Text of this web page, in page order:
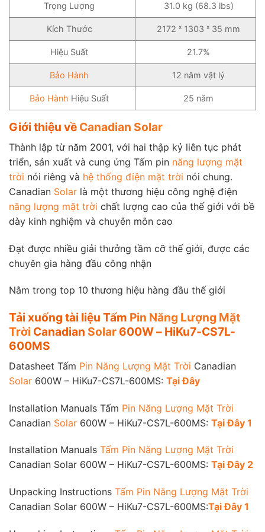
Trọng Lượng 31.0 kg (68.3 lbs)
Kích Thước 2172 ˣ 1303 ˣ 35 mm
Hiệu Suất 21.7%
Bảo Hành 12 năm vật lý
Bảo Hành Hiệu Suất 25 năm
Giới thiệu về Canadian Solar
Thành lập từ năm 2001, với hai thập kỷ liên tục phát
triển, sản xuất và cung ứng Tấm pin năng lượng mặt
trời nói riêng và hệ thống điện mặt trời nói chung.
Canadian Solar là một thương hiệu công nghệ điện
năng lượng mặt trời chất lượng cao của thế giới với bề
dày kinh nghiệm và chuyên môn cao
Đạt được nhiều giải thưởng tầm cỡ thế giới, được các
chuyên gia hàng đầu công nhận
Nằm trong top 10 thương hiệu hàng đầu thế giới
Tải xuống tài liệu Tấm Pin Năng Lượng Mặt
Trời Canadian Solar 600W – HiKu7-CS7L-
600MS
Datasheet Tấm Pin Năng Lượng Mặt Trời Canadian
Solar 600W – HiKu7-CS7L-600MS: Tại Đây
Installation Manuals Tấm Pin Năng Lượng Mặt Trời
Canadian Solar 600W – HiKu7-CS7L-600MS: Tại Đây 1
Installation Manuals Tấm Pin Năng Lượng Mặt Trời
Canadian Solar 600W – HiKu7-CS7L-600MS: Tại Đây 2
Unpacking Instructions Tấm Pin Năng Lượng Mặt Trời
Canadian Solar 600W – HiKu7-CS7L-600MS:Tại Đây 1